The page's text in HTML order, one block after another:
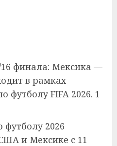
финала: Мексика —
в рамках
футболу FIFA 2026. 1
2026
и Мексике с 11